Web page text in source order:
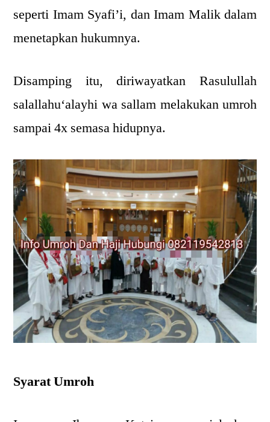
seperti Imam Syafi’i, dan Imam Malik dalam
menetapkan hukumnya.
Disamping itu, diriwayatkan Rasulullah
salallahu‘alayhi wa sallam melakukan umroh
sampai 4x semasa hidupnya.
Syarat Umroh